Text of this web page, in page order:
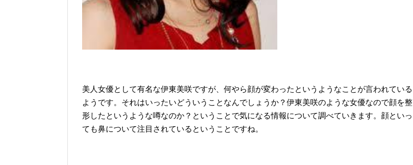
美人女優として有名な伊東美咲ですが、何やら顔が変わったというようなことが言われている
ようです。それはいったいどういうことなんでしょうか？伊東美咲のような女優なので顔を整
形したというような噂なのか？ということで気になる情報について調べていきます。顔といっ
ても鼻について注目されているということですね。